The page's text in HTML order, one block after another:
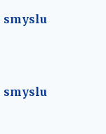
smyslu
smyslu